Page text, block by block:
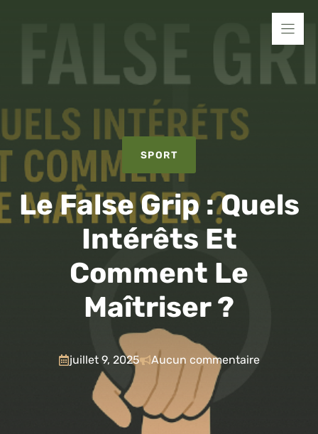
SPORT
Le False Grip : Quels
Intérêts Et
Comment Le
Maîtriser ?
juillet 9, 2025 Aucun commentaire